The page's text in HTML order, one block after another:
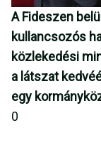
A Fideszen
kullancsozós
közlekedési
a látszat
egy
0